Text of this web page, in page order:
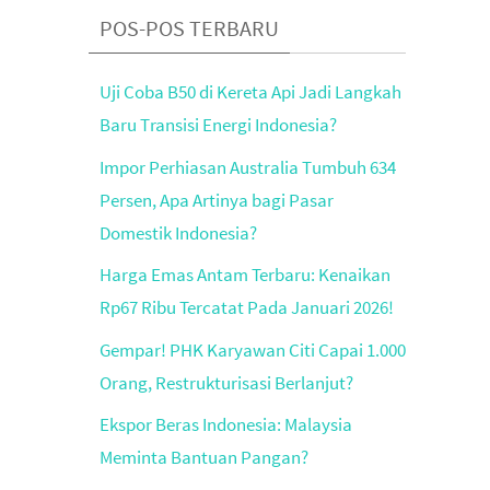
POS-POS TERBARU
Uji Coba B50 di Kereta Api Jadi Langkah
Baru Transisi Energi Indonesia?
Impor Perhiasan Australia Tumbuh 634
Persen, Apa Artinya bagi Pasar
Domestik Indonesia?
Harga Emas Antam Terbaru: Kenaikan
Rp67 Ribu Tercatat Pada Januari 2026!
Gempar! PHK Karyawan Citi Capai 1.000
Orang, Restrukturisasi Berlanjut?
Ekspor Beras Indonesia: Malaysia
Meminta Bantuan Pangan?